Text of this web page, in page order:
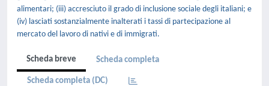
alimentari; (iii) accresciuto il grado di inclusione sociale degli italiani; e
(iv) lasciati sostanzialmente inalterati i tassi di partecipazione al
mercato del lavoro di nativi e di immigrati.
Scheda breve Scheda completa
Scheda completa (DC)